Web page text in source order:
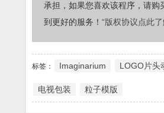
承担，如果您喜欢该程序，请购
到更好的服务！ “版权协议点此了
标签： Imaginarium LOGO片头
电视包装 粒子模版